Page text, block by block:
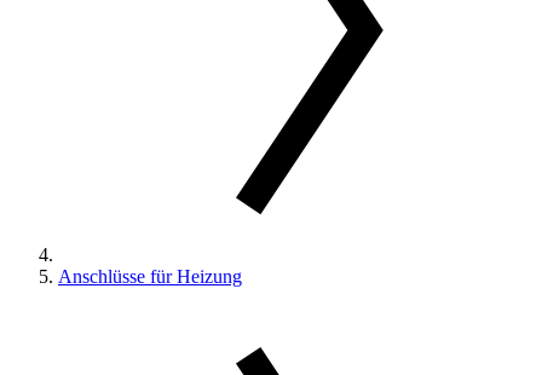
Anschlüsse für Heizung